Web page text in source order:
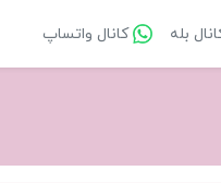
بله کانال واتساپ